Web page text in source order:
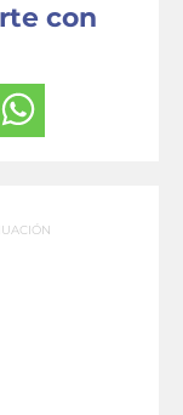
con